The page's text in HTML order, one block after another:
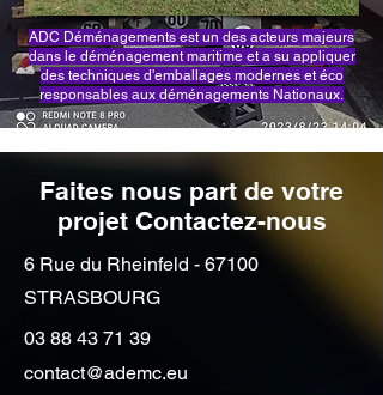
ADC Déménagements est un des acteurs majeurs
dans le déménagement maritime et a su appliquer
des techniques d'emballages modernes et éco
responsables aux déménagements Nationaux.
Faites nous part de votre
projet Contactez-nous
6 Rue du Rheinfeld - 67100
STRASBOURG
03 88 43 71 39
contact@ademc.eu